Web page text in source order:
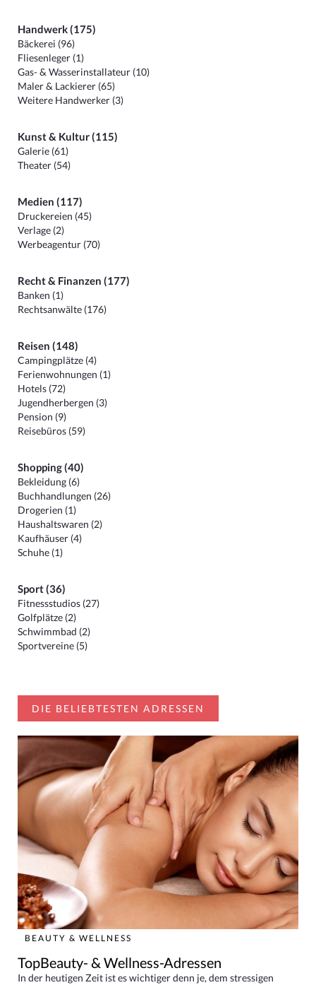
Handwerk (175)
Bäckerei (96)
Fliesenleger (1)
Gas- & Wasserinstallateur (10)
Maler & Lackierer (65)
Weitere Handwerker (3)
Kunst & Kultur (115)
Galerie (61)
Theater (54)
Medien (117)
Druckereien (45)
Verlage (2)
Werbeagentur (70)
Recht & Finanzen (177)
Banken (1)
Rechtsanwälte (176)
Reisen (148)
Campingplätze (4)
Ferienwohnungen (1)
Hotels (72)
Jugendherbergen (3)
Pension (9)
Reisebüros (59)
Shopping (40)
Bekleidung (6)
Buchhandlungen (26)
Drogerien (1)
Haushaltswaren (2)
Kaufhäuser (4)
Schuhe (1)
Sport (36)
Fitnessstudios (27)
Golfplätze (2)
Schwimmbad (2)
Sportvereine (5)
DIE BELIEBTESTEN ADRESSEN
BEAUTY & WELLNESS
TopBeauty- & Wellness-Adressen
In der heutigen Zeit ist es wichtiger denn je, dem stressigen